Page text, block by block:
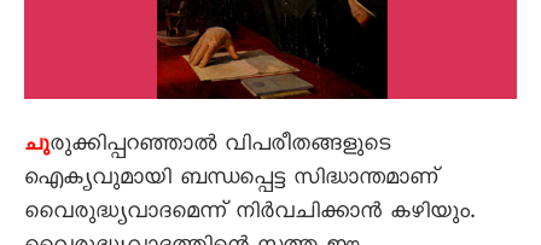
ചുരുക്കിപ്പറഞ്ഞാൽ വിപരീതങ്ങളുടെ
ഐക്യവുമായി ബന്ധപ്പെട്ട സിദ്ധാന്തമാണ്
വെെരുദ്ധ്യവാദമെന്ന് നിർവചിക്കാൻ കഴിയും.